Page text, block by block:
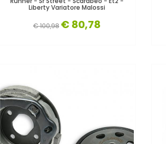
Liberty Variatore Malossi
€ 100,98 € 80,78